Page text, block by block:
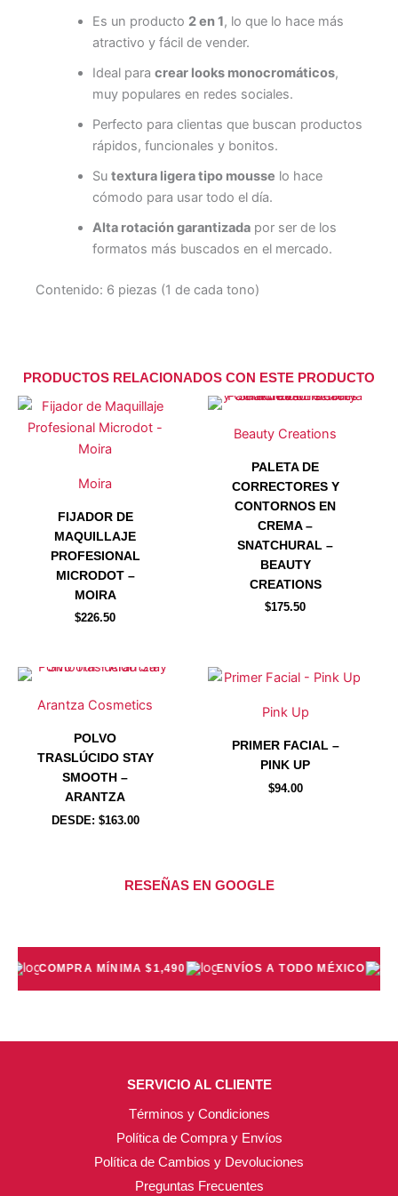
Es un producto 2 en 1, lo que lo hace más
atractivo y fácil de vender.
Ideal para crear looks monocromáticos,
muy populares en redes sociales.
Perfecto para clientas que buscan productos
rápidos, funcionales y bonitos.
Su textura ligera tipo mousse lo hace
cómodo para usar todo el día.
Alta rotación garantizadapor ser de los
formatos más buscados en el mercado.
Contenido: 6 piezas (1 de cada tono)
PRODUCTOS RELACIONADOS CON ESTE PRODUCTO
Moira
FIJADOR DE
MAQUILLAJE
PROFESIONAL
MICRODOT –
MOIRA
$226.50
Beauty Creations
Este
producto
múltiples
variantes.
Las
opciones
se
pueden
de
producto
PALETA DE
CORRECTORES Y
CONTORNOS EN
CREMA –
SNATCHURAL –
BEAUTY
CREATIONS
$175.50
Este
producto
múltiples
variantes.
Las
opciones
se
pueden
de
producto
Arantza Cosmetics
Este
producto
múltiples
variantes.
Las
opciones
se
producto
POLVO
TRASLÚCIDO STAY
SMOOTH –
ARANTZA
DESDE: $163.00
Este
producto
múltiples
variantes.
Las
opciones
se
producto
Pink Up
PRIMER FACIAL –
PINK UP
$94.00
RESEÑAS EN GOOGLE
COMPRA MÍNIMA $1,490 ENVÍOS A TODO MÉXICO
SERVICIO AL CLIENTE
Términos y Condiciones
Política de Compra y Envíos
Política de Cambios y Devoluciones
Preguntas Frecuentes